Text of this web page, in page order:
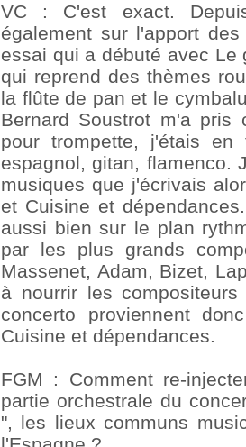
VC : C'est exact.
également sur l'apport
essai qui a débuté avec Le
qui reprend des thèmes
la flûte de pan et le
Bernard Soustrot m'a pris
pour trompette, j'étais
espagnol, gitan, flamenco.
musiques que j'écrivais
et Cuisine et
aussi bien sur le plan
par les plus grands
Massenet, Adam, Bizet,
à nourrir les
concerto proviennent
Cuisine et dépendances.
FGM : Comment re-
partie orchestrale du
", les lieux communs